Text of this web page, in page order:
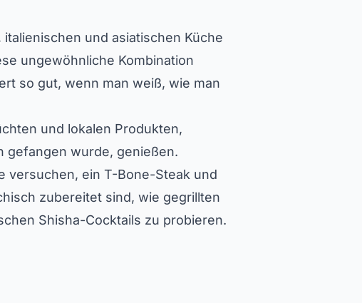
und asiatischen Küche
ungewöhnliche Kombination
so gut, wenn man weiß, wie man
und lokalen Produkten,
gefangen wurde, genießen.
versuchen, ein T-Bone-Steak und
zubereitet sind, wie gegrillten
Shisha-Cocktails zu probieren.